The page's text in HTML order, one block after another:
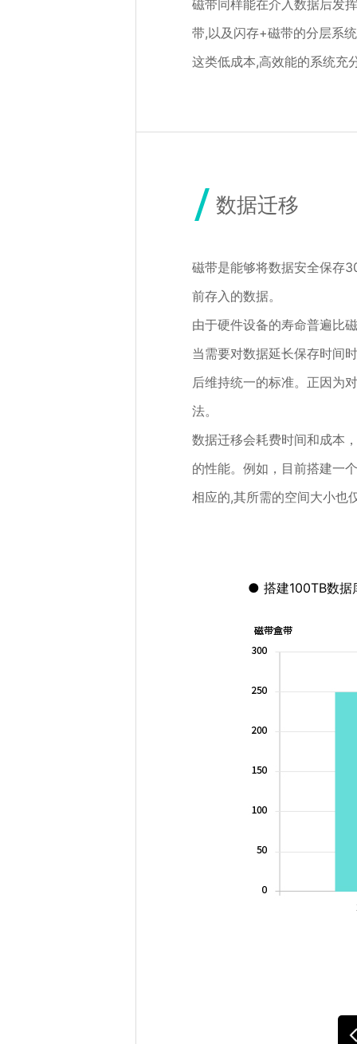
磁带同样能在介入数据后发
带,以及闪存+磁带的分层系
这类低成本,高效能的系统充
数据迁移
磁带是能够将数据安全保存
前存入的数据。
由于硬件设备的寿命普遍比
当需要对数据延长保存时间
后维持统一的标准。正因为
法。
数据迁移会耗费时间和成本
的性能。例如，目前搭建一
相应的,其所需的空间大小也
搭建100TB数据